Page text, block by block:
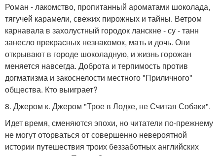
Роман - лакомство, пропитанный ароматами шоколада,
тягучей карамели, свежих пирожных и тайны. Ветром
карнавала в захолустный городок ланскне - су - танн
занесло прекрасных незнакомок, мать и дочь. Они
открывают в городе шоколадную, и жизнь горожан
меняется навсегда. Доброта и терпимость против
догматизма и закоснелости местного "Приличного"
общества. Кто выиграет?
8. Джером к. Джером "Трое в Лодке, не Считая Собаки".
Идет время, сменяются эпохи, но читатели по-прежнему
не могут оторваться от совершенно невероятной
истории путешествия троих беззаботных английских